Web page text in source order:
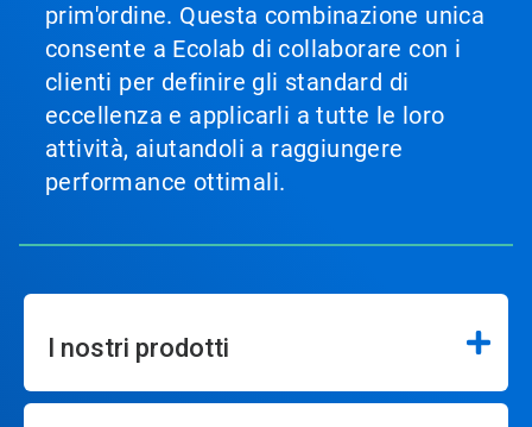
prim'ordine. Questa combinazione unica
consente a Ecolab di collaborare con i
clienti per definire gli standard di
eccellenza e applicarli a tutte le loro
attività, aiutandoli a raggiungere
performance ottimali.
I nostri prodotti